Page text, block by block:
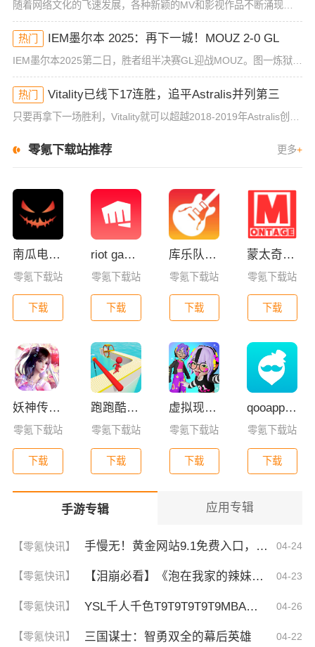
随着网络文化的飞速发展，各种新颖的MV和影视作品不断涌现，其中不乏一些引起广泛讨论和疯狂追捧的作品。最近，人马杂配这一MV成为了不少网友热议的焦点，它的独特风格、奇特的剪辑方式和鲜明的情感表达让人一时
热门 IEM墨尔本 2025：再下一城！MOUZ 2-0 GL
IEM墨尔本2025第二日，胜者组半决赛GL迎战MOUZ。图一炼狱小镇，小吉米的爆炸火力加持兜底能力，成功拿下对手选图。来到核子危机，神REZ上线先拿赛点，加时赛中的老鼠一扫颓势击败对手。IEM 墨尔
热门 Vitality已线下17连胜，追平Astralis并列第三
只要再拿下一场胜利，Vitality就可以超越2018-2019年Astralis创下的线下连胜记录。在昨天进行的IEM 墨尔本站首日的比赛中，Vitality战队2-0战胜了澳洲本土队伍FlyQue
零氪下载站推荐 更多+
南瓜电影app下载
零氪下载站
下载
riot games拳头游戏官方app
零氪下载站
下载
库乐队app官方版下载
零氪下载站
下载
蒙太奇影视2025最新版本下载
零氪下载站
下载
妖神传GM版
零氪下载站
下载
跑跑酷闯关(Fun Race 3D)
零氪下载站
下载
虚拟现实生活模拟器
零氪下载站
下载
qooapp安卓版
零氪下载站
下载
手游专辑 应用专辑
【零氪快讯】 手慢无！黄金网站9.1免费入口，揭秘这波稳了的福利！ 04-24
【零氪快讯】 【泪崩必看】《泡在我家的辣妹》第二季：竟然藏了这些超感人细节！ 04-23
【零氪快讯】 YSL千人千色T9T9T9T9T9MBA！揭秘背后的设计秘密，难怪网友都在疯传！ 04-26
【零氪快讯】 三国谋士：智勇双全的幕后英雄 04-22